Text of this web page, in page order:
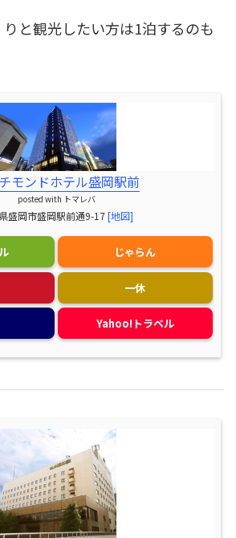
と観光したい方は1泊するのも
モンドホテル盛岡駅前
posted with トマレバ
盛岡市盛岡駅前通9-17[地図]
じゃらん
一休
Yahoo!トラベル